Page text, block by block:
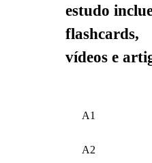
estudo
flashcards,
vídeos e
A1
A2